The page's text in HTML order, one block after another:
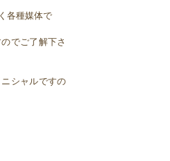
各種媒体で
でご了解下さ
シャルですの